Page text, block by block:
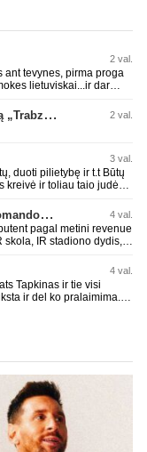
2 val.
ant tevynes, pirma proga
lietuviskai...ir dar
M. Salah oficialiai persikėlė į Turkijos ekipą „Trabzonspor“ 2 val.
3 val.
duoti pilietybę ir t.t Būtų
kreivė ir toliau taio judės,
L. Messi gerokai pakėlė Majamio „Inter“ komandos vertę 4 val.
pagal metini revenue
skola, IR stadiono dydis,
stipriai prisidejo prie
cia yra visiskai
klubo vertes kelima, arba
4 val.
Tapkinas ir tie visi
ir del ko pralaimima.
grietineles
makleriui tapinui